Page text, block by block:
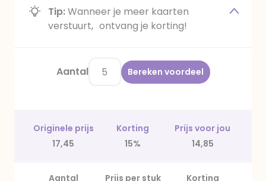
Tip:Wanneer je meer kaarten
verstuurt, ontvang je korting!
Aantal Bereken voordeel
Originele prijs Korting
Prijs voor jou
17,45
15% 14,85
Aantal Prijs per stuk
Korting